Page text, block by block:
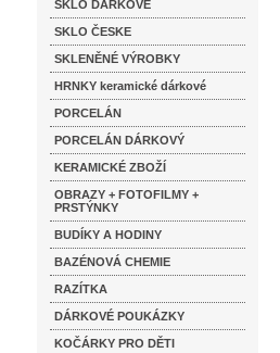
SKLO DÁRKOVÉ
SKLO ČESKE
SKLENĚNÉ VÝROBKY
HRNKY keramické dárkové
PORCELÁN
PORCELÁN DÁRKOVÝ
KERAMICKÉ ZBOŽÍ
OBRAZY + FOTOFILMY +
PRSTÝNKY
BUDÍKY A HODINY
BAZÉNOVÁ CHEMIE
RAZÍTKA
DÁRKOVÉ POUKÁZKY
KOČÁRKY PRO DĚTI